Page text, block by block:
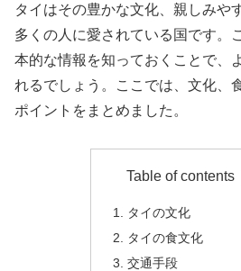
タイはその豊かな文化、親しみや
多くの人に愛されている国です。
本的な情報を知っておくことで、
れるでしょう。ここでは、文化、
ポイントをまとめました。
Table of contents
タイの文化
タイの食文化
交通手段